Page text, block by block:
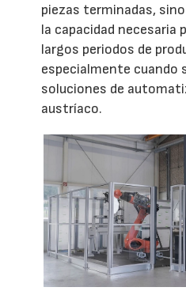
piezas terminadas,
la capacidad necesaria
largos periodos de
especialmente cuando
soluciones de
austríaco.